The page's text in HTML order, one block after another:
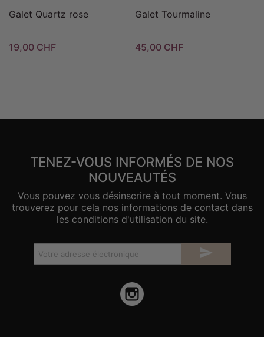
Galet Quartz rose
19,00 CHF
Galet Tourmaline
45,00 CHF
TENEZ-VOUS INFORMÉS DE NOS
NOUVEAUTÉS
Vous pouvez vous désinscrire à tout moment. Vous
trouverez pour cela nos informations de contact dans
les conditions d'utilisation du site.
